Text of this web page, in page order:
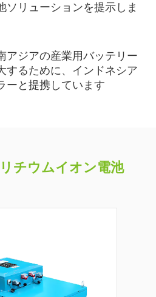
ソリューションを提示しま
アジアの産業用バッテリー
するために、インドネシア
ーと提携しています
チウムイオン電池